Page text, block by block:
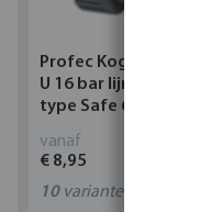
Profec Kogelkraan PVC-
U 16 bar lijmmof grijs
type Safe 600
vanaf
€ 8,95
10varianten